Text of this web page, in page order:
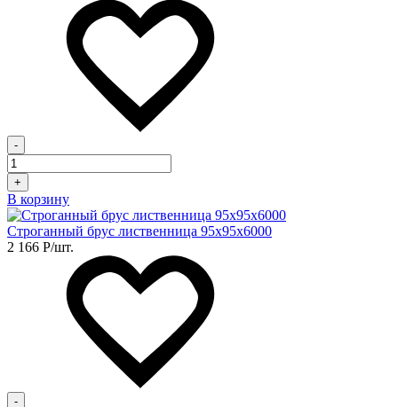
-
+
В корзину
Строганный брус лиственница 95х95х6000
2 166 Р/шт.
-